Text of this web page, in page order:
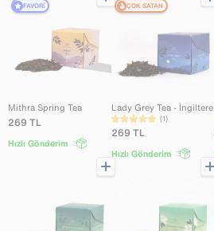
Mithra Spring Tea
269 TL
Hızlı Gönderim
FAVORI
Lady Grey Tea - İngiltere
(1)
269TL
Hızlı Gönderim
ÇOK SATAN